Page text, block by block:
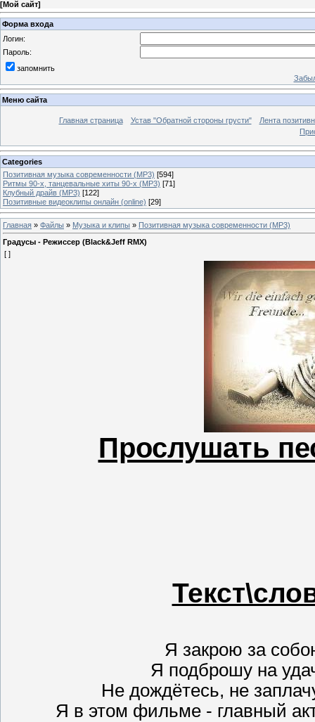
[Мой сайт]
Форма входа
Логин:
Пароль:
запомнить
Меню сайта
Главная страница Устав "Обратной стороны грусти"
Лента
Categories
Позитивная музыка современности (MP3) [594]
Ритмы 90-х, танцевальные хиты 90-х (MP3) [71]
Клубный драйв (MP3) [122]
Позитивные видеоклипы онлайн (online) [29]
Главная » Файлы » Музыка и клипы » Позитивная музыка современности (MP3)
Градусы - Режиссер (Black&Jeff RMX)
[ ]
Прослушать
Я закрою за
Я подброшу на
Не дождётесь, не
Я в этом фильме - главный